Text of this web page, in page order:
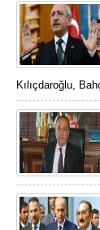
Kılıçdaroğlu,